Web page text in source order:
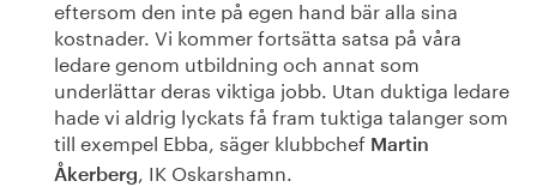
eftersom den inte på egen hand bär alla sina
kostnader. Vi kommer fortsätta satsa på våra
ledare genom utbildning och annat som
underlättar deras viktiga jobb. Utan duktiga ledare
hade vi aldrig lyckats få fram tuktiga talanger som
till exempel Ebba, säger klubbchef Martin
Åkerberg, IK Oskarshamn.